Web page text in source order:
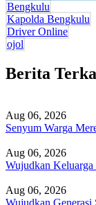
Bengkulu
Kapolda Bengkulu
Driver Online
ojol
Berita
Aug 06, 2026
Senyum Warga
Aug 06, 2026
Wujudkan
Aug 06, 2026